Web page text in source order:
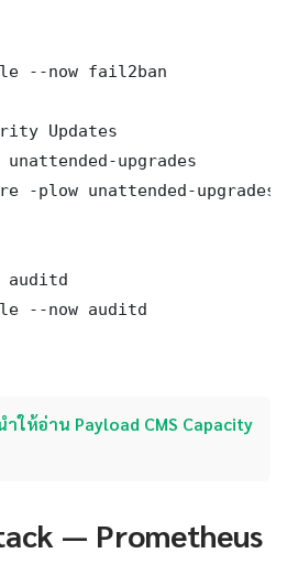
--now fail2ban
Updates
upgrades
-plow unattended-upgrades
--now auditd
ให้อ่าน Payload CMS Capacity
— Prometheus